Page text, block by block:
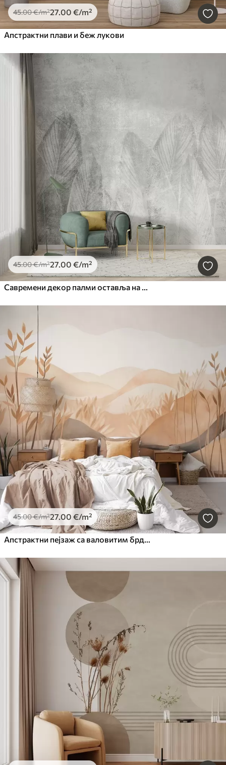
45.00€/m²27.00 €/m²
Апстрактни плави и беж лукови
45.00€/m²27.00 €/m²
Савремени декор палми оставља на бетонској позадини
45.00€/m²27.00 €/m²
Апстрактни пејзаж са валовитим брдима у нијансама браон и беж, текстурирана уметност